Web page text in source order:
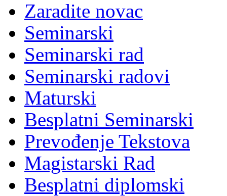
Zaradite novac
Seminarski
Seminarski rad
Seminarski radovi
Maturski
Besplatni Seminarski
Prevođenje Tekstova
Magistarski Rad
Besplatni diplomski